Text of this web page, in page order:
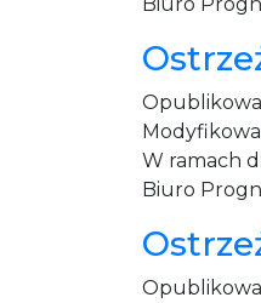
W ramach
Biuro